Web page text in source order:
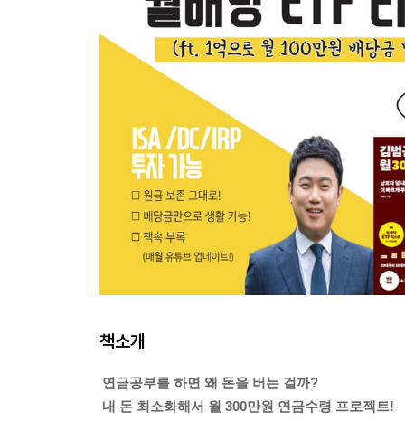
책소개
연금공부를 하면 왜 돈을 버는 걸까?
내 돈 최소화해서 월 300만원 연금수령 프로젝트!